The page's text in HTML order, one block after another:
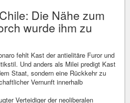
Die Nähe zum
wurde ihm zu
fehlt Kast der antielitäre Furor und
Und anders als Milei predigt Kast
Staat, sondern eine Rückkehr zu
Vernunft innerhalb
Verteidiger der neoliberalen